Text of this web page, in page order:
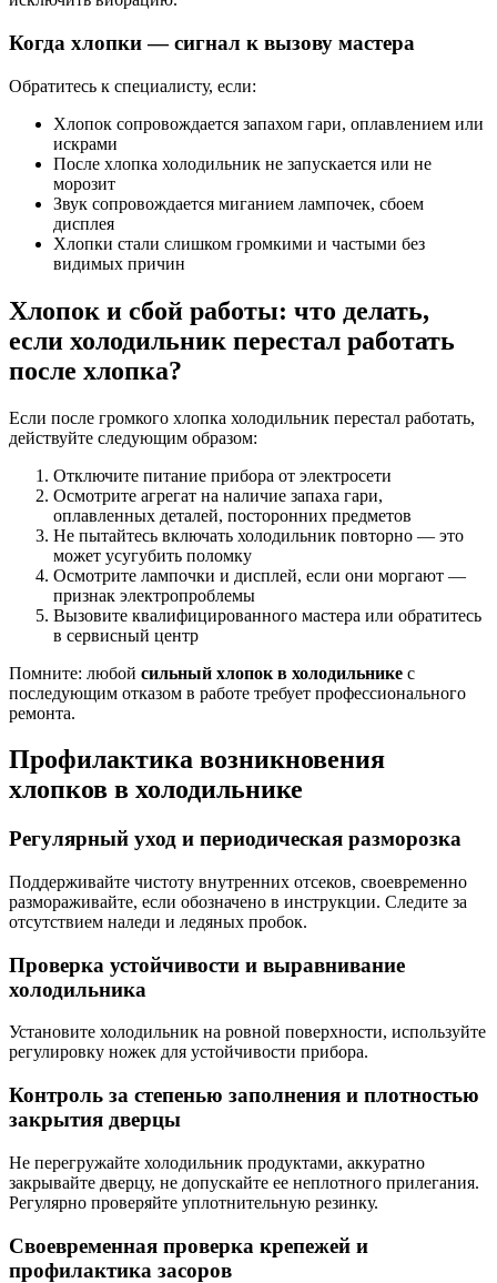
Когда хлопки — сигнал к вызову мастера
Обратитесь к специалисту, если:
Хлопок сопровождается запахом гари, оплавлением или
искрами
После хлопка холодильник не запускается или не
морозит
Звук сопровождается миганием лампочек, сбоем
дисплея
Хлопки стали слишком громкими и частыми без
видимых причин
Хлопок и сбой работы: что делать,
если холодильник перестал работать
после хлопка?
Если после громкого хлопка холодильник перестал работать,
действуйте следующим образом:
Отключите питание прибора от электросети
Осмотрите агрегат на наличие запаха гари,
оплавленных деталей, посторонних предметов
Не пытайтесь включать холодильник повторно — это
может усугубить поломку
Осмотрите лампочки и дисплей, если они моргают —
признак электропроблемы
Вызовите квалифицированного мастера или обратитесь
в сервисный центр
Помните: любой сильный хлопок в холодильнике с
последующим отказом в работе требует профессионального
ремонта.
Профилактика возникновения
хлопков в холодильнике
Регулярный уход и периодическая разморозка
Поддерживайте чистоту внутренних отсеков, своевременно
размораживайте, если обозначено в инструкции. Следите за
отсутствием наледи и ледяных пробок.
Проверка устойчивости и выравнивание
холодильника
Установите холодильник на ровной поверхности, используйте
регулировку ножек для устойчивости прибора.
Контроль за степенью заполнения и плотностью
закрытия дверцы
Не перегружайте холодильник продуктами, аккуратно
закрывайте дверцу, не допускайте ее неплотного прилегания.
Регулярно проверяйте уплотнительную резинку.
Своевременная проверка крепежей и
профилактика засоров